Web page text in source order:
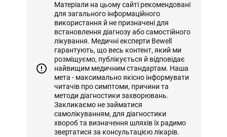
Матеріали на цьому сайті рекомендовані
для загального інформаційного
використання й не призначені для
встановлення діагнозу або самостійного
лікування. Медичні експерти Bewell
гарантують, що весь контент, який ми
розміщуємо, публікується й відповідає
найвищим медичним стандартам. Наша
мета - максимально якісно інформувати
читачів про симптоми, причини та
методи діагностики захворювань.
Закликаємо не займатися
самолікуванням, для діагностики
хвороб та визначення шляхів їх радимо
звертатися за консультацією лікарів.